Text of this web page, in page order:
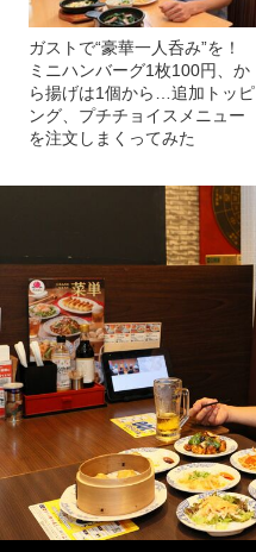
ガストで“豪華一人呑み”を！
ミニハンバーグ1枚100円、か
ら揚げは1個から…追加トッピ
ング、プチチョイスメニュー
を注文しまくってみた